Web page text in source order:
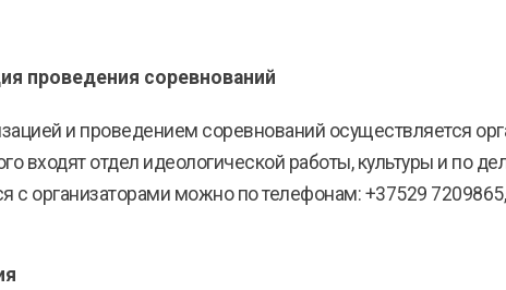
проведения соревнований
и проведением соревнований осуществляется
входят отдел идеологической работы, культуры и по
с организаторами можно по телефонам: +37529